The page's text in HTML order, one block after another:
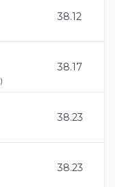
38.12
)
38.17
38.23
38.23